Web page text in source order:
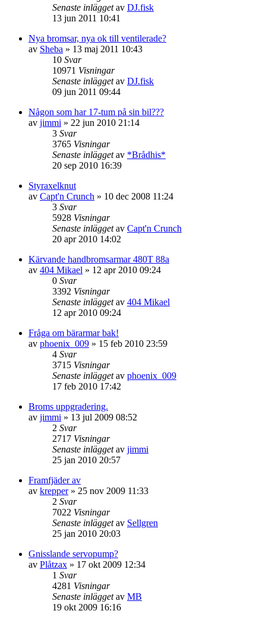
Senaste inläggetav DJ.fisk
13 jun 2011 10:41
Nya bromsar, nya ok till ventilerade?
av Sheba » 13 maj 2011 10:43
10 Svar
10971 Visningar
Senaste inläggetav DJ.fisk
09 jun 2011 09:44
Någon som har 17-tum på sin bil???
av jimmi » 22 jun 2010 21:14
3 Svar
3765 Visningar
Senaste inläggetav *Brådhis*
20 sep 2010 16:39
Styraxelknut
av Capt'n Crunch » 10 dec 2008 11:24
3 Svar
5928 Visningar
Senaste inläggetav Capt'n Crunch
20 apr 2010 14:02
Kärvande handbromsarmar 480T 88a
av 404 Mikael » 12 apr 2010 09:24
0 Svar
3392 Visningar
Senaste inläggetav 404 Mikael
12 apr 2010 09:24
Fråga om bärarmar bak!
av phoenix_009 » 15 feb 2010 23:59
4 Svar
3715 Visningar
Senaste inläggetav phoenix_009
17 feb 2010 17:42
Broms uppgradering.
av jimmi » 13 jul 2009 08:52
2 Svar
2717 Visningar
Senaste inläggetav jimmi
25 jan 2010 20:57
Framfjäder av
av krepper» 25 nov 2009 11:33
2 Svar
7022 Visningar
Senaste inläggetav Sellgren
25 jan 2010 20:03
Gnisslande servopump?
av Plåtzax » 17 okt 2009 12:34
1 Svar
4281 Visningar
Senaste inläggetav MB
19 okt 2009 16:16